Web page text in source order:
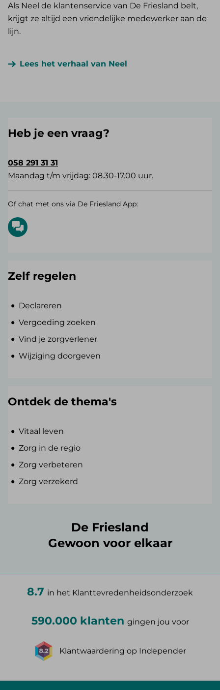
Als Neel de klantenservice van De Friesland belt,
krijgt ze altijd een vriendelijke medewerker aan de
lijn.
Lees het verhaal van Neel
Heb je een vraag?
058 291 31 31
Maandag t/m vrijdag: 08.30-17.00 uur.
Of chat met ons via De Friesland App:
Zelf regelen
Declareren
Vergoeding zoeken
Vind je zorgverlener
Wijziging doorgeven
Ontdek de thema's
Vitaal leven
Zorg in de regio
Zorg verbeteren
Zorg verzekerd
De Friesland
Gewoon voor elkaar
8.7 in het Klanttevredenheidsonderzoek
590.000 klanten gingen jou voor
Klantwaardering op Independer